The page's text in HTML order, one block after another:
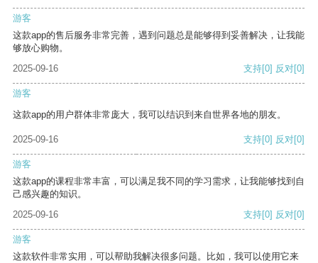
游客
这款app的售后服务非常完善，遇到问题总是能够得到妥善解决，让我能
够放心购物。
2025-09-16
支持[0] 反对[0]
游客
这款app的用户群体非常庞大，我可以结识到来自世界各地的朋友。
2025-09-16 支持[0] 反对[0]
游客
这款app的课程非常丰富，可以满足我不同的学习需求，让我能够找到自
己感兴趣的知识。
2025-09-16
支持[0] 反对[0]
游客
这款软件非常实用，可以帮助我解决很多问题。比如，我可以使用它来